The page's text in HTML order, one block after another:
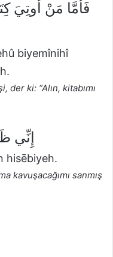
biyemînihî
der ki: “Alın, kitabımı
20.
hisēbiyeh.
kavuşacağımı sanmış